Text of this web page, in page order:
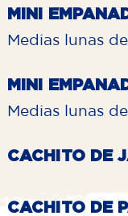
MINI
Medias lunas
MINI
Medias lunas
CACHITO DE
CACHITO DE